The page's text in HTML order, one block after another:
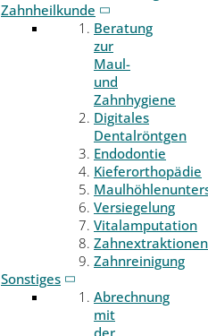
Zahnheilkunde
Beratung
zur
Maul-
und
Zahnhygiene
Digitales
Dentalröntgen
Endodontie
Kieferorthopädie
Versiegelung
Vitalamputation
Zahnextraktionen
Zahnreinigung
Sonstiges
Abrechnung
mit
der